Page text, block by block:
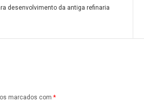
desenvolvimento da antiga refinaria
marcados com *